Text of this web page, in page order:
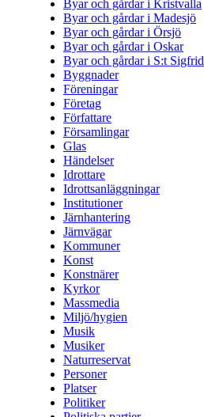
Byar och gårdar i Kristvalla
Byar och gårdar i Madesjö
Byar och gårdar i Örsjö
Byar och gårdar i Oskar
Byar och gårdar i S:t Sigfrid
Byggnader
Föreningar
Företag
Författare
Församlingar
Glas
Händelser
Idrottare
Idrottsanläggningar
Institutioner
Järnhantering
Järnvägar
Kommuner
Konst
Konstnärer
Kyrkor
Massmedia
Miljö/hygien
Musik
Musiker
Naturreservat
Personer
Platser
Politiker